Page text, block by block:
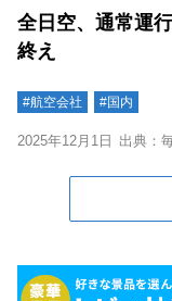
全日空、通常運
終え
#航空会社 #国内
2025年12月1日 出典：